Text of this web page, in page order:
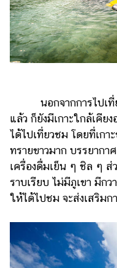
นอกจากการไปเที่ยว
แล้ว ก็ยังมีเกาะใกล้เคีย
ได้ไปเที่ยวชม โดยที่เกา
ทรายขาวมาก บรรยากา
เครื่องดื่มเย็น ๆ ชิล ๆ ส่
ราบเรียบ ไม่มีภูเขา มีก
ให้ได้ไปชม จะส่งเสริมก